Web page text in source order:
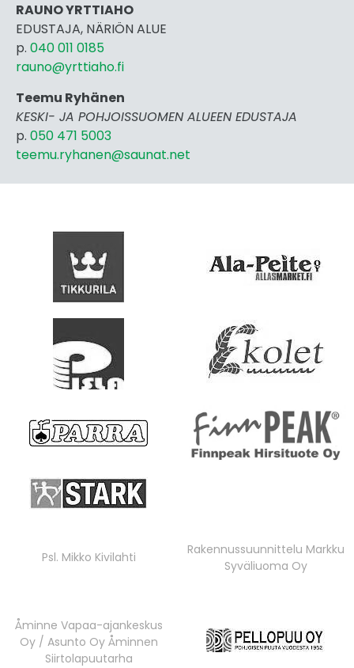
RAUNO YRTTIAHO
EDUSTAJA, NÄRIÖN ALUE
p. 040 011 0185
rauno@yrttiaho.fi
Teemu Ryhänen
KESKI- JA POHJOISSUOMEN ALUEEN EDUSTAJA
p. 050 471 5003
teemu.ryhanen@saunat.net
Psl. Mikko Kivilahti
Rakennussuunnittelu Markku
Syväliuoma Oy
Åminne Vapaa-ajankeskus
Oy / Asunto Oy Åminnen
Siirtolapuutarha